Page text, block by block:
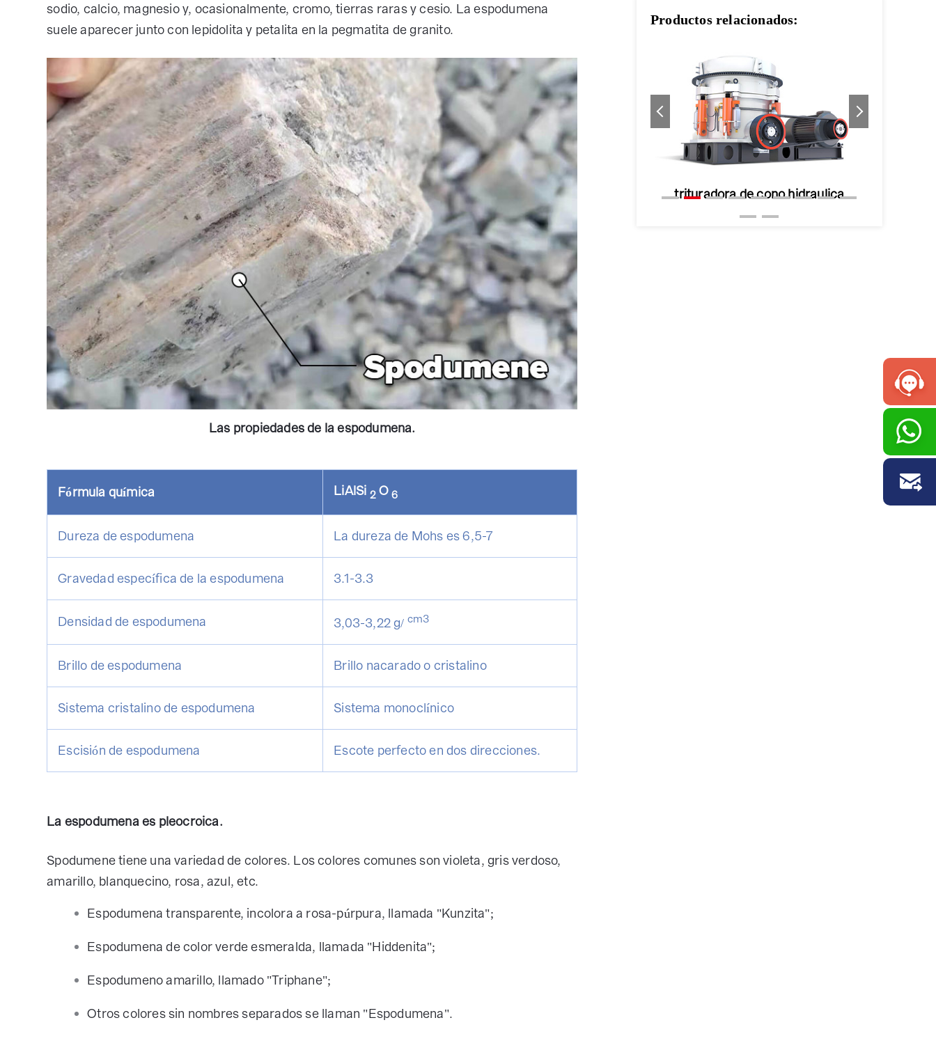
sodio, calcio, magnesio y, ocasionalmente, cromo, tierras raras y cesio. La espodumena
suele aparecer junto con lepidolita y petalita en la pegmatita de granito.
Las propiedades de la espodumena.
Fórmula química LiAlSi 2O6
Dureza de espodumena La dureza de Mohs es 6,5-7
Gravedad específica de la espodumena 3.1-3.3
Densidad de espodumena 3,03-3,22 g/ cm3
Brillo de espodumena Brillo nacarado o cristalino
Sistema cristalino de espodumena Sistema monoclínico
Escisión de espodumena Escote perfecto en dos direcciones.
La espodumena es pleocroica.
Spodumene tiene una variedad de colores. Los colores comunes son violeta, gris verdoso,
amarillo, blanquecino, rosa, azul, etc.
Espodumena transparente, incolora a rosa-púrpura, llamada "Kunzita";
Espodumena de color verde esmeralda, llamada "Hiddenita";
Espodumeno amarillo, llamado "Triphane";
Otros colores sin nombres separados se llaman "Espodumena".
Productos relacionados:
trituradora de cono hidraulica